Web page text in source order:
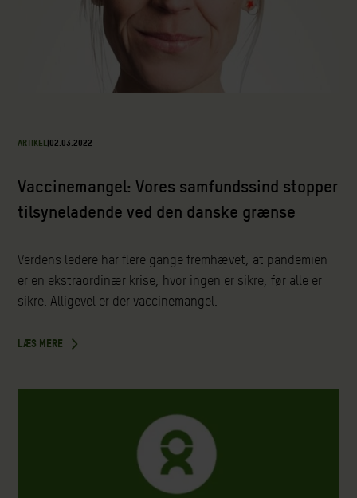
ARTIKEL|02.03.2022
Vaccinemangel: Vores samfundssind stopper
tilsyneladende ved den danske grænse
Verdens ledere har flere gange fremhævet, at pandemien
er en ekstraordinær krise, hvor ingen er sikre, før alle er
sikre. Alligevel er der vaccinemangel.
LÆS MERE